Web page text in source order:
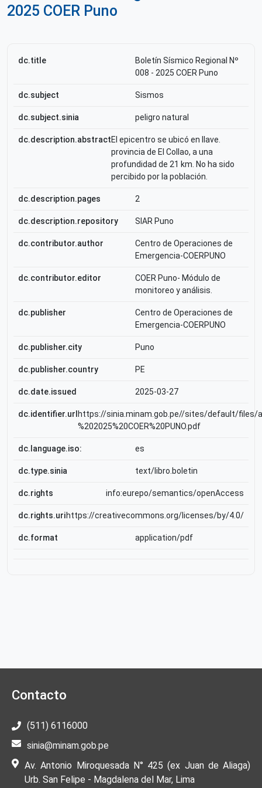
2025 COER Puno
dc.title
Boletín Sísmico Regional Nº
008 - 2025 COER Puno
dc.subject Sismos
dc.subject.sinia peligro natural
dc.description.abstractEl epicentro se ubicó en Ilave.
provincia de El Collao, a una
profundidad de 21 km. No ha sido
percibido por la población.
dc.description.pages 2
dc.description.repository SIAR Puno
dc.contributor.author
Centro de Operaciones de
Emergencia-COERPUNO
dc.contributor.editor
COER Puno- Módulo de
monitoreo y análisis.
dc.publisher
Centro de Operaciones de
Emergencia-COERPUNO
dc.publisher.city Puno
dc.publisher.country PE
dc.date.issued 2025-03-27
dc.identifier.url https://sinia.minam.gob.pe//sites/default/files/
%202025%20COER%20PUNO.pdf
dc.language.iso: es
dc.type.sinia text/libro.boletin
dc.rights info:eurepo/semantics/openAccess
dc.rights.urihttps://creativecommons.org/licenses/by/4.0/
dc.format application/pdf
Contacto
(511) 6116000
sinia@minam.gob.pe
Av. Antonio Miroquesada N° 425 (ex Juan de Aliaga)
Urb. San Felipe - Magdalena del Mar, Lima